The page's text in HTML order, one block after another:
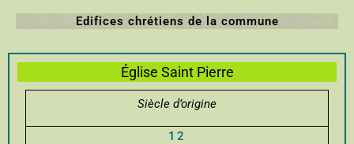
Edifices chrétiens de la commune
Église Saint Pierre
Siècle d’origine
12